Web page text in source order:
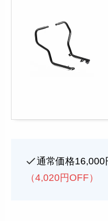
通常価格16,000
（4,020円OFF）